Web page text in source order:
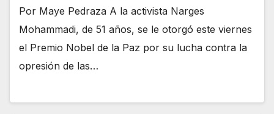
Por Maye Pedraza A la activista Narges
Mohammadi, de 51 años, se le otorgó este viernes
el Premio Nobel de la Paz por su lucha contra la
opresión de las…